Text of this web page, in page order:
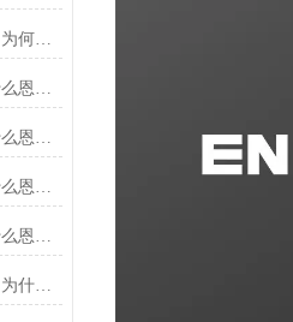
钢渣压饼机生产厂家深度推荐：为何恩派特成为高净值产线的优选
铜渣压饼机生产厂家推荐：为什么恩派特成为众多企业的信赖？
铁渣压饼机生产厂家推荐：为什么恩派特成为众多企业的优选？
铝渣压饼机生产厂家推荐：为什么恩派特是值得信赖的选择？
钢屑压饼机生产厂家推荐：为什么恩派特是您值得信赖的选择？
铜屑压饼机生产厂家深度推荐：为什么恩派特成为市场的“压饼专家”？